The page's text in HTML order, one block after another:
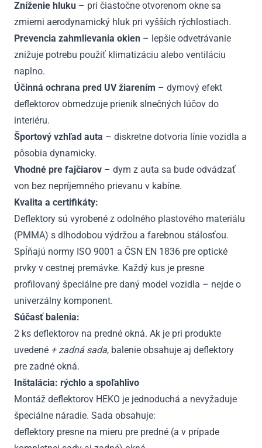
Zníženie hluku – pri čiastočne otvorenom okne sa
zmierni aerodynamický hluk pri vyšších rýchlostiach.
Prevencia zahmlievania okien – lepšie odvetrávanie
znižuje potrebu použiť klimatizáciu alebo ventiláciu
naplno.
Účinná ochrana pred UV žiarením – dymový efekt
deflektorov obmedzuje prienik slnečných lúčov do
interiéru.
Športový vzhľad auta – diskretne dotvoria línie vozidla a
pôsobia dynamicky.
Vhodné pre fajčiarov – dym z auta sa bude odvádzať
von bez nepríjemného prievanu v kabíne.
Kvalita a certifikáty:
Deflektory sú vyrobené z odolného plastového materiálu
(PMMA) s dlhodobou výdržou a farebnou stálosťou.
Spĺňajú normy ISO 9001 a ČSN EN 1836 pre optické
prvky v cestnej premávke. Každý kus je presne
profilovaný špeciálne pre daný model vozidla – nejde o
univerzálny komponent.
Súčasť balenia:
2 ks deflektorov na predné okná. Ak je pri produkte
uvedené + zadná sada, balenie obsahuje aj deflektory
pre zadné okná.
Inštalácia: rýchlo a spoľahlivo
Montáž deflektorov HEKO je jednoduchá a nevyžaduje
špeciálne náradie. Sada obsahuje:
deflektory presne na mieru pre predné (a v prípade